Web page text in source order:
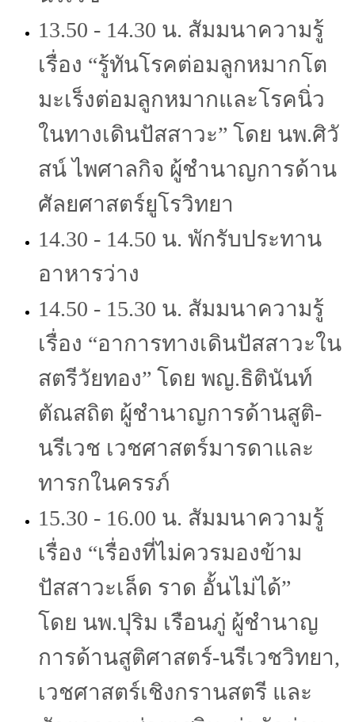
13.50 - 14.30 น. สัมมนาความรู้
เรื่อง “รู้ทันโรคต่อมลูกหมากโต
มะเร็งต่อมลูกหมากและโรคนิ่ว
ในทางเดินปัสสาวะ” โดย นพ.ศิวั
สน์ ไพศาลกิจ ผู้ชำนาญการด้าน
ศัลยศาสตร์ยูโรวิทยา
14.30 - 14.50 น. พักรับประทาน
อาหารว่าง
14.50 - 15.30 น. สัมมนาความรู้
เรื่อง “อาการทางเดินปัสสาวะใน
สตรีวัยทอง” โดย พญ.ธิตินันท์
ตัณสถิต ผู้ชำนาญการด้านสูติ-
นรีเวช เวชศาสตร์มารดาและ
ทารกในครรภ์
15.30 - 16.00 น. สัมมนาความรู้
เรื่อง “เรื่องที่ไม่ควรมองข้าม
ปัสสาวะเล็ด ราด อั้นไม่ได้”
โดย นพ.ปุริม เรือนภู่ ผู้ชำนาญ
การด้านสูติศาสตร์-นรีเวชวิทยา,
เวชศาสตร์เชิงกรานสตรี และ